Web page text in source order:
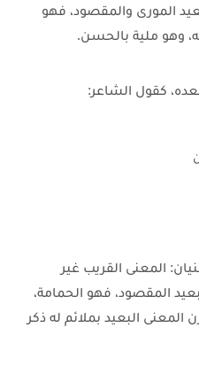
المورى والمقصود، فهو
وهو ملية بالحسن.
كقول الشاعر:
المعنى القريب غير
المقصود، فهو الحمامة،
البعيد بملائم له ذكر